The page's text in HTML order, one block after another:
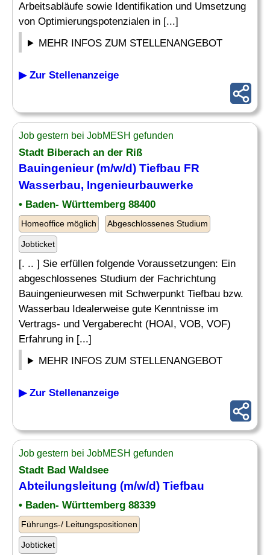
Arbeitsabläufe sowie Identifikation und Umsetzung
von Optimierungspotenzialen in [...]
MEHR INFOS ZUM STELLENANGEBOT
▶ Zur Stellenanzeige
Job gestern bei JobMESH gefunden
Stadt Biberach an der Riß
Bauingenieur (m/w/d) Tiefbau FR
Wasserbau, Ingenieurbauwerke
• Baden- Württemberg 88400
Homeoffice möglich Abgeschlossenes Studium
Jobticket
[. .. ] Sie erfüllen folgende Voraussetzungen: Ein
abgeschlossenes Studium der Fachrichtung
Bauingenieurwesen mit Schwerpunkt Tiefbau bzw.
Wasserbau Idealerweise gute Kenntnisse im
Vertrags- und Vergaberecht (HOAI, VOB, VOF)
Erfahrung in [...]
MEHR INFOS ZUM STELLENANGEBOT
▶ Zur Stellenanzeige
Job gestern bei JobMESH gefunden
Stadt Bad Waldsee
Abteilungsleitung (m/w/d) Tiefbau
• Baden- Württemberg 88339
Führungs-/ Leitungspositionen
Jobticket